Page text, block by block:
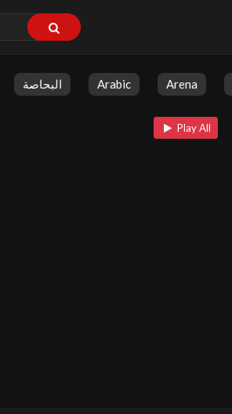
البحاصة Arabic Arena
Play All